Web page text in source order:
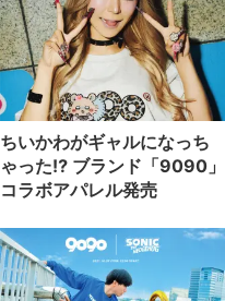
ちいかわがギャルになっち
ゃった⁉︎ ブランド「9090」
コラボアパレル発売